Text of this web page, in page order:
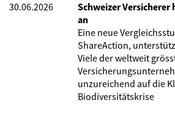
30.06.2026
Schweizer
an
Eine neue
ShareAction,
Viele der weltweit
unzureichend auf die
Biodiversitätskrise